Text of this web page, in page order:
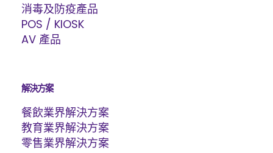
消毒及防疫產品
POS / KIOSK
AV 產品
解決方案
餐飲業界解決方案
教育業界解決方案
零售業界解決方案